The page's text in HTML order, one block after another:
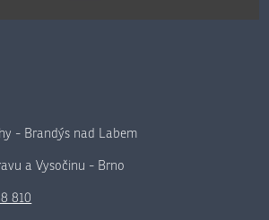
- Brandýs nad Labem
a Vysočinu - Brno
810